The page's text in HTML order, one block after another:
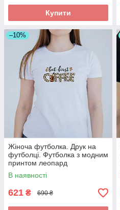
Купити
–10%
Жіноча футболка. Друк на
футболці. Футболка з модним
принтом леопард
В наявності
621 ₴ 690 ₴